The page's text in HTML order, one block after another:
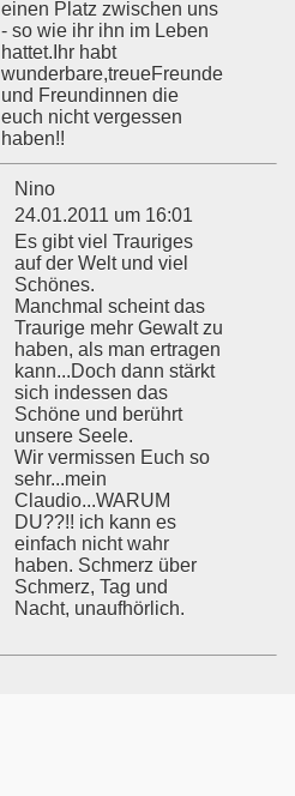
einen Platz zwischen uns
- so wie ihr ihn im Leben
hattet.Ihr habt
wunderbare,treueFreunde
und Freundinnen die
euch nicht vergessen
haben!!
Nino
24.01.2011 um 16:01
Es gibt viel Trauriges
auf der Welt und viel
Schönes.
Manchmal scheint das
Traurige mehr Gewalt zu
haben, als man ertragen
kann...Doch dann stärkt
sich indessen das
Schöne und berührt
unsere Seele.
Wir vermissen Euch so
sehr...mein
Claudio...WARUM
DU??!! ich kann es
einfach nicht wahr
haben. Schmerz über
Schmerz, Tag und
Nacht, unaufhörlich.